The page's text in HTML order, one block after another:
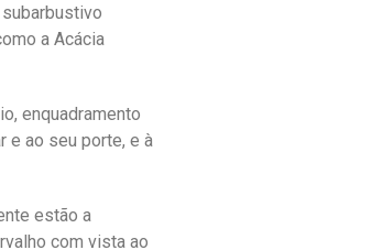
a Acácia
enquadramento
e ao seu porte, e à
estão a
com vista ao